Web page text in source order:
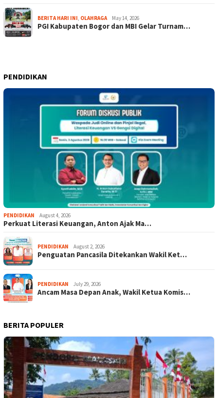
BERITA HARI INI, OLAHRAGA May 14, 2026
PGI Kabupaten Bogor dan MBI Gelar Turnam…
PENDIDIKAN
PENDIDIKAN August 4, 2026
Perkuat Literasi Keuangan, Anton Ajak Ma…
PENDIDIKAN August 2, 2026
Penguatan Pancasila Ditekankan Wakil Ket…
PENDIDIKAN July 29, 2026
Ancam Masa Depan Anak, Wakil Ketua Komis…
BERITA POPULER